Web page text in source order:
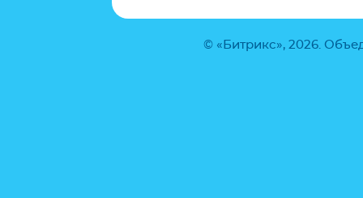
© «Битрикс», 2026.